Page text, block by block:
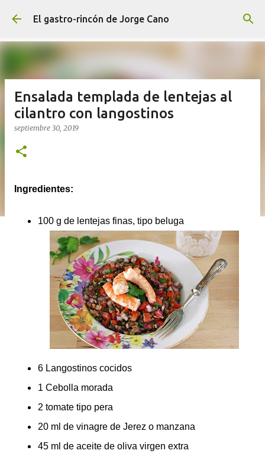
Ir al contenido principal
El gastro-rincón de Jorge Cano
Ensalada templada de lentejas al
cilantro con langostinos
septiembre 30, 2019
Ingredientes:
100 g de l entejas finas, tipo beluga
6 Langostinos cocidos
1 Cebolla morada
2 tomate tipo pera
20 ml de vinagre de Jerez o manzana
45 ml de aceite de oliva virgen extra